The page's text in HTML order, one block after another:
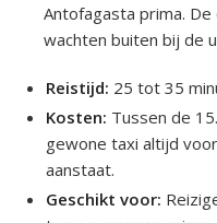
Antofagasta prima.
wachten buiten bij de
Reistijd: 25 tot 35
Kosten: Tussen de
gewone taxi altijd
aanstaat.
Geschikt voor: